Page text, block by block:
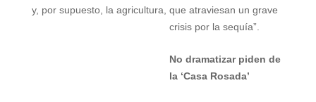
y, por supuesto, la agricultura, que atraviesan un grave
crisis por la sequía”.
No dramatizar piden de
la ‘Casa Rosada’